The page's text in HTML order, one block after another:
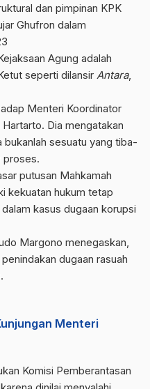
dan pimpinan KPK
Ghufron dalam
Agung adalah
seperti dilansir Antara,
Menteri Koordinator
Dia mengatakan
sesuatu yang tiba-
proses.
putusan Mahkamah
kekuatan hukum tetap
kasus dugaan korupsi
Margono menegaskan,
dugaan rasuah
Menteri
Komisi Pemberantasan